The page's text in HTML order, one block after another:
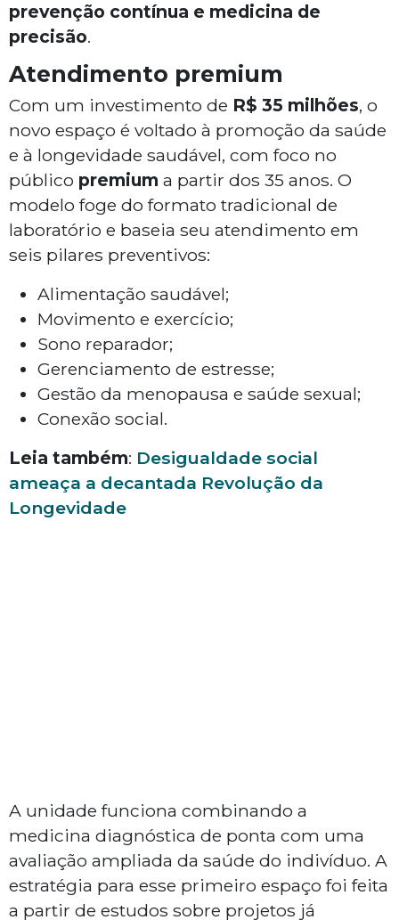
prevenção contínua e medicina de
precisão.
Atendimento premium
Com um investimento de R$ 35 milhões, o
novo espaço é voltado à promoção da saúde
e à longevidade saudável, com foco no
público premium a partir dos 35 anos. O
modelo foge do formato tradicional de
laboratório e baseia seu atendimento em
seis pilares preventivos:
Alimentação saudável;
Movimento e exercício;
Sono reparador;
Gerenciamento de estresse;
Gestão da menopausa e saúde sexual;
Conexão social.
Leia também: Desigualdade social
ameaça a decantada Revolução da
Longevidade
A unidade funciona combinando a
medicina diagnóstica de ponta com uma
avaliação ampliada da saúde do indivíduo. A
estratégia para esse primeiro espaço foi feita
a partir de estudos sobre projetos já